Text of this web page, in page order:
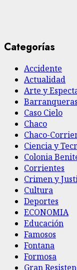
Categorías
Accidente
Actualidad
Arte y
Barranqueras
Caso Cielo
Chaco
Chaco-
Ciencia y
Colonia
Corrientes
Crimen y
Cultura
Deportes
ECONOMIA
Educación
Famosos
Fontana
Formosa
Gran